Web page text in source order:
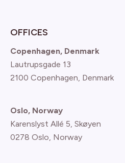
OFFICES
Copenhagen, Denmark
Lautrupsgade 13
2100 Copenhagen, Denmark
Oslo, Norway
Karenslyst Allé 5, Skøyen
0278 Oslo, Norway